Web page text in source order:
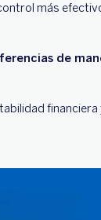
más
de